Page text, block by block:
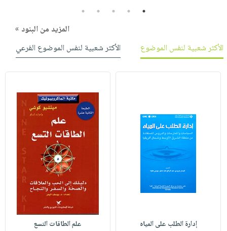
1
2
3
4
5
المزيد من البنود »
الأكثر شعبية لنفس الموضوع
الأكثر شعبية لنفس الموضوع الفرعي
إدارة الطلب على المياه
علم الطاقات التسع